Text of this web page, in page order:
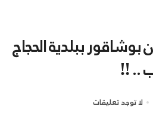
بوشاقور ببلدية الحجاج
.. ‼
لا توجد تعليقات